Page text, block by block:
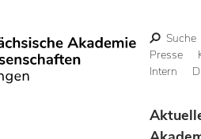
Suche
Presse
Intern